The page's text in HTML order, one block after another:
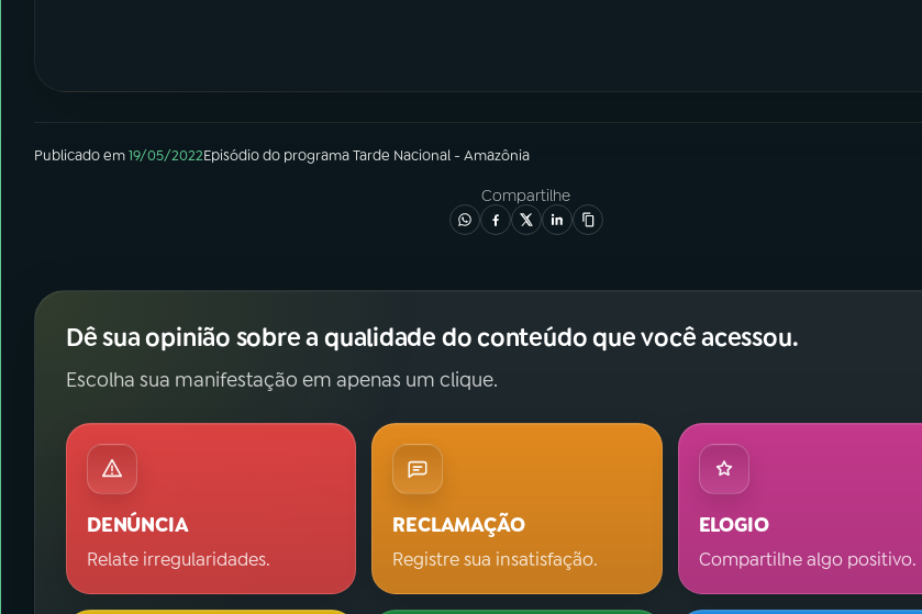
Publicado em19/05/2022Episódiodo programaTarde Nacional - Amazônia
Compartilhe
Dê sua opinião sobre a qualidade do conteúdo que você acessou.
Escolha sua manifestação em apenas um clique.
DENÚNCIA
Relate irregularidades.
RECLAMAÇÃO
Registre sua insatisfação.
ELOGIO
Compartilhe algo positivo.